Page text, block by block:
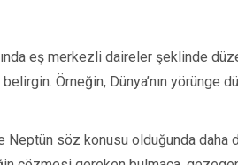
eş merkezli daireler şeklinde
Örneğin, Dünya’nın yörünge
Neptün söz konusu olduğunda daha